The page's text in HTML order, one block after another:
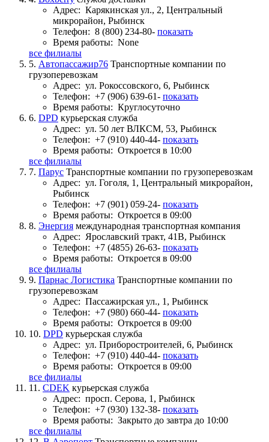
Адрес: Карякинская ул., 2, Центральный
микрорайон, Рыбинск
Телефон: 8 (800) 234-80- показать
Время работы: None
все филиалы
5. Автопассажир76 Транспортные компании по
грузоперевозкам
Адрес: ул. Рокоссовского, 6, Рыбинск
Телефон: +7 (906) 639-61- показать
Время работы: Круглосуточно
6. DPD курьерская служба
Адрес: ул. 50 лет ВЛКСМ, 53, Рыбинск
Телефон: +7 (910) 440-44- показать
Время работы: Откроется в 10:00
все филиалы
7. Парус Транспортные компании по грузоперевозкам
Адрес: ул. Гоголя, 1, Центральный микрорайон,
Рыбинск
Телефон: +7 (901) 059-24- показать
Время работы: Откроется в 09:00
8. Энергия международная транспортная компания
Адрес: Ярославский тракт, 41В, Рыбинск
Телефон: +7 (4855) 26-63- показать
Время работы: Откроется в 09:00
все филиалы
9. Парнас Логистика Транспортные компании по
грузоперевозкам
Адрес: Пассажирская ул., 1, Рыбинск
Телефон: +7 (980) 660-44- показать
Время работы: Откроется в 09:00
10. DPD курьерская служба
Адрес: ул. Приборостроителей, 6, Рыбинск
Телефон: +7 (910) 440-44- показать
Время работы: Откроется в 09:00
все филиалы
11. CDEK курьерская служба
Адрес: просп. Серова, 1, Рыбинск
Телефон: +7 (930) 132-38- показать
Время работы: Закрыто до завтра до 10:00
все филиалы